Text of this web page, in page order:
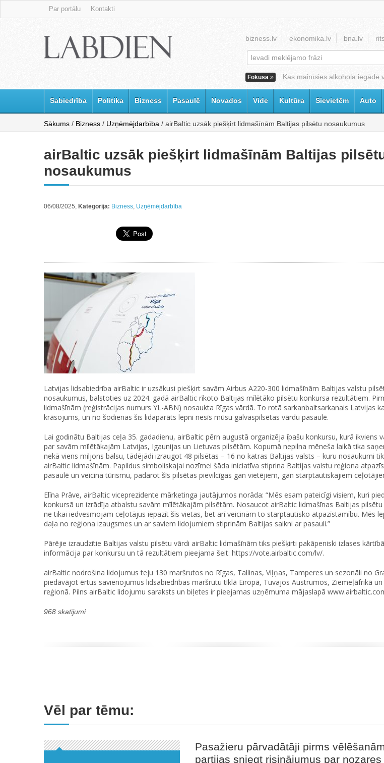
Par portālu Kontakti
bizness.lv ekonomika.lv bna.lv
Fokusā Kas mainīsies alkohola iegādē
Sabiedrība Politika Bizness Pasaulē Novados Vide Kultūra Sievietēm Auto
Sākums / Bizness / Uzņēmējdarbība / airBaltic uzsāk piešķirt lidmašīnām Baltijas pilsētu nosaukumus
airBaltic uzsāk piešķirt lidmašīnām Baltijas
nosaukumus
06/08/2025, Kategorija: Bizness, Uzņēmējdarbība
Latvijas lidsabiedrība airBaltic ir uzsākusi piešķirt savām Airbus A220-300 lidmašīnām Baltijas valstu
nosaukumus, balstoties uz 2024. gadā airBaltic rīkoto Baltijas mīlētāko pilsētu konkursa rezultātiem.
lidmašīnām (reģistrācijas numurs YL-ABN) nosaukta Rīgas vārdā. To rotā sarkanbaltsarkanais Latvijas
krāsojums, un no šodienas šis lidaparāts lepni nesīs mūsu galvaspilsētas vārdu pasaulē.
Lai godinātu Baltijas ceļa 35. gadadienu, airBaltic pērn augustā organizēja īpašu konkursu, kurā ikviens
par savām mīlētākajām Latvijas, Igaunijas un Lietuvas pilsētām. Kopumā nepilna mēneša laikā tika
nekā viens miljons balsu, tādējādi izraugot 48 pilsētas – 16 no katras Baltijas valsts – kuru nosaukumi
airBaltic lidmašīnām. Papildus simboliskajai nozīmei šāda iniciatīva stiprina Baltijas valstu reģiona
pasaulē un veicina tūrismu, padarot šīs pilsētas pievilcīgas gan vietējiem, gan starptautiskajiem
Elīna Prāve, airBaltic viceprezidente mārketinga jautājumos norāda: “Mēs esam pateicīgi visiem, kuri
konkursā un izrādīja atbalstu savām mīlētākajām pilsētām. Nosaucot airBaltic lidmašīnas Baltijas
ne tikai iedvesmojam ceļotājus iepazīt šīs vietas, bet arī veicinām to starptautisko atpazīstamību. Mēs
daļa no reģiona izaugsmes un ar saviem lidojumiem stiprinām Baltijas saikni ar pasauli.”
Pārējie izraudzītie Baltijas valstu pilsētu vārdi airBaltic lidmašīnām tiks piešķirti pakāpeniski izlases
informācija par konkursu un tā rezultātiem pieejama šeit: https://vote.airbaltic.com/lv/.
airBaltic nodrošina lidojumus teju 130 maršrutos no Rīgas, Tallinas, Viļņas, Tamperes un sezonāli no
piedāvājot ērtus savienojumus lidsabiedrības maršrutu tīklā Eiropā, Tuvajos Austrumos, Ziemeļāfrikā un
reģionā. Pilns airBaltic lidojumu saraksts un biļetes ir pieejamas uzņēmuma mājaslapā
968 skatījumi
Vēl par tēmu:
Pasažieru pārvadātāji pirms
partijas sniegt risinājumus par nozares